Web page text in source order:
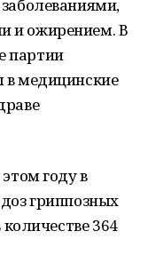
и ожирением. В
партии
в медицинские
году в
гриппозных
364